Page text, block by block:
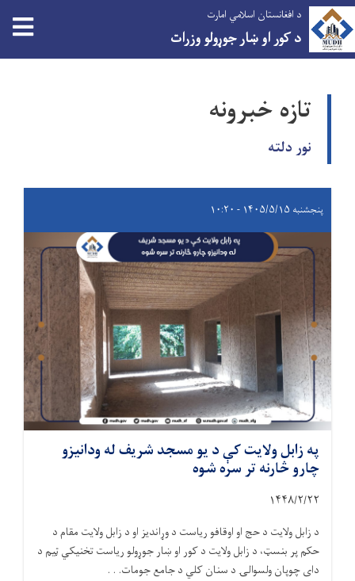
د افغانستان اسلامي امارت
د کور او ښار جوړولو وزرات
تازه خبرونه
نور دلته
پنجشنبه ۱۴۰۵/۵/۱۵ - ۱۰:۲۰
په زابل ولایت کې د یو مسجد شریف له ودانیزو
چارو څارنه تر سره شوه
۱۴۴۸/۲/۲۲
د زابل ولایت د حج او اوقافو ریاست د وړاندیز او د زابل ولایت مقام د
حکم پر بنسټ، د زابل ولایت د کور او ښار جوړولو ریاست تخنیکي ټیم د
دای چوپان ولسوالۍ د سنان کلي د جامع جومات. . .